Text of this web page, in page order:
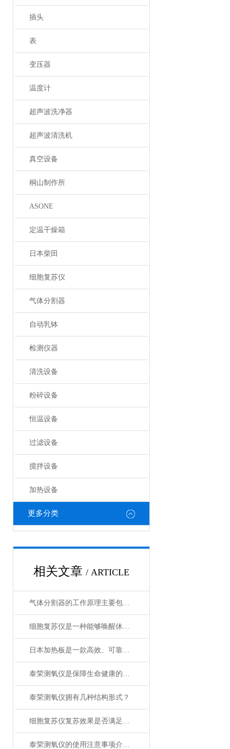
插头
表
变压器
温度计
超声波洗净器
超声波清洗机
真空设备
桐山制作所
ASONE
定温干燥箱
日本柴田
细胞复苏仪
气体分割器
自动乳钵
检测仪器
清洗设备
粉碎设备
恒温设备
过滤设备
搅拌设备
加热设备
更多分类
相关文章 / ARTICLE
气体分割器的工作原理主要包括以下3个方面
细胞复苏仪是一种能够唤醒休眠状态细胞的创新设备
日本加热板是一款高效、可靠的加热设备
泰荣测氧仪是保障生命健康的重要工具
泰荣测氧仪拥有几种结构形式？
细胞复苏仪复苏效果是否满足您的实际要求？
泰荣测氧仪的使用注意事项介绍及操作规程